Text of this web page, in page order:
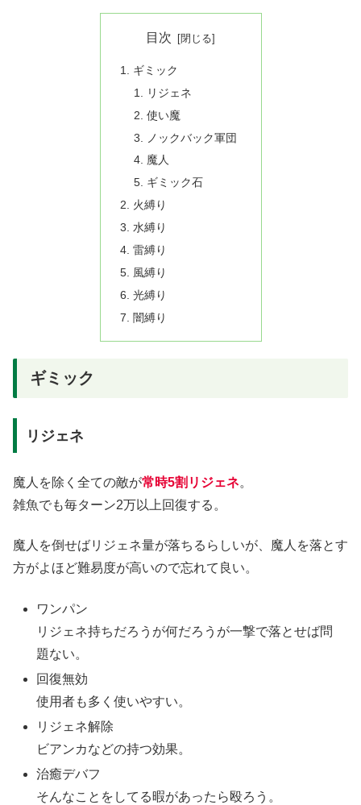
目次
ギミック
リジェネ
使い魔
ノックバック軍団
魔人
ギミック石
火縛り
水縛り
雷縛り
風縛り
光縛り
闇縛り
ギミック
リジェネ
魔人を除く全ての敵が常時5割リジェネ。
雑魚でも毎ターン2万以上回復する。
魔人を倒せばリジェネ量が落ちるらしいが、魔人を落とす
方がよほど難易度が高いので忘れて良い。
ワンパン
リジェネ持ちだろうが何だろうが一撃で落とせば問
題ない。
回復無効
使用者も多く使いやすい。
リジェネ解除
ビアンカなどの持つ効果。
治癒デバフ
そんなことをしてる暇があったら殴ろう。